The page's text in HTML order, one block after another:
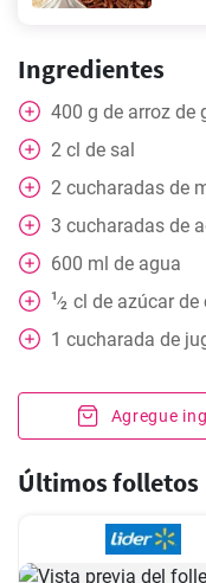
Ingredientes
400 g de arroz de
2 cl de sal
2 cucharadas de
3 cucharadas de
600 ml de agua
1⁄2 cl de azúcar de
1 cucharada de
Agregue
Últimos folletos